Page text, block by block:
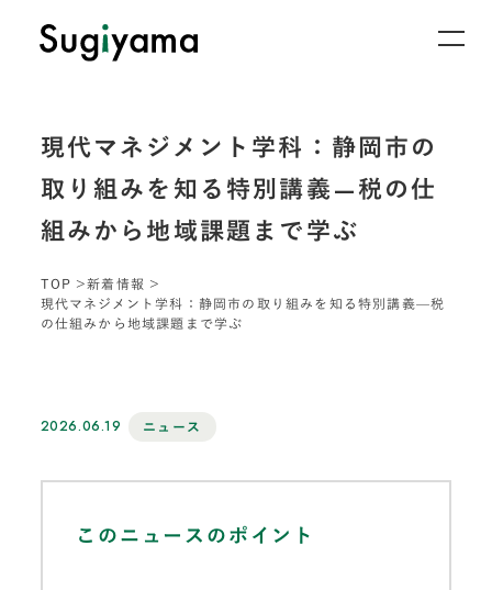
現代マネジメント学科：静岡市の
取り組みを知る特別講義—税の仕
組みから地域課題まで学ぶ
TOP
新着情報
現代マネジメント学科：静岡市の取り組みを知る特別講義—税
の仕組みから地域課題まで学ぶ
2026.06.19 ニュース
このニュースのポイント